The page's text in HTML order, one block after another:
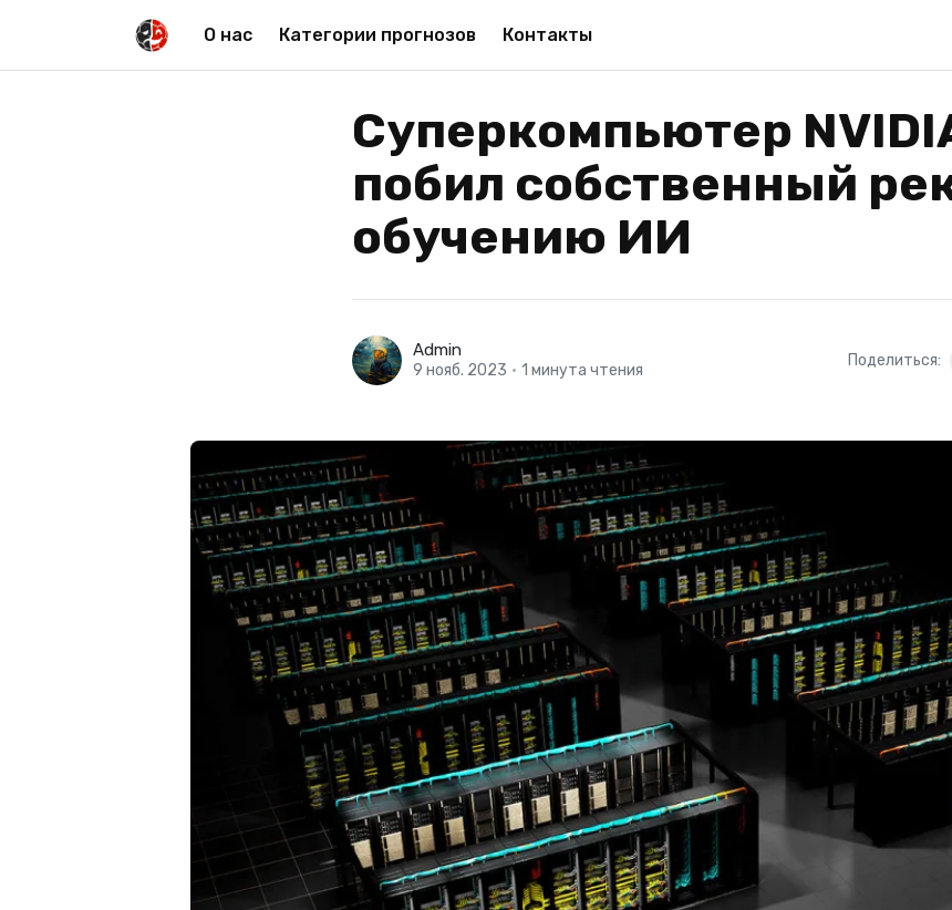
О нас Категории прогнозов Контакты
Суперкомпьютер
побил собственный
обучению ИИ
Admin
9 нояб. 2023 • 1 минута чтения
Поделиться: